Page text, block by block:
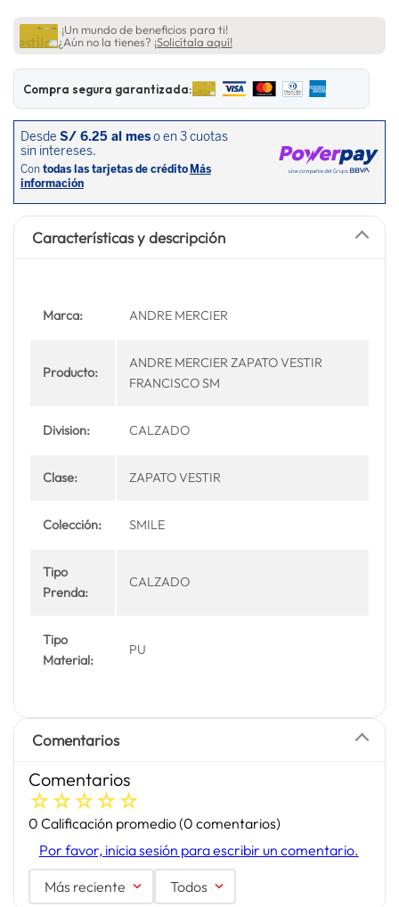
¡Un mundo de beneficios para ti!
¿Aún no la tienes? ¡Solicítala aquí!
Compra segura garantizada:
Características y descripción
Marca: ANDRE MERCIER
Producto:
ANDRE MERCIER ZAPATO VESTIR
FRANCISCO SM
Division: CALZADO
Clase: ZAPATO VESTIR
Colección: SMILE
Tipo
Prenda:
CALZADO
Tipo
Material:
PU
Comentarios
Comentarios
☆☆☆☆☆
0 Calificación promedio(0 comentarios)
Por favor, inicia sesión para escribir un comentario.
Más reciente Todos